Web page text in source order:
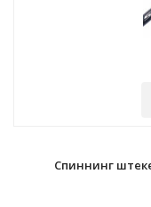
Спиннинг